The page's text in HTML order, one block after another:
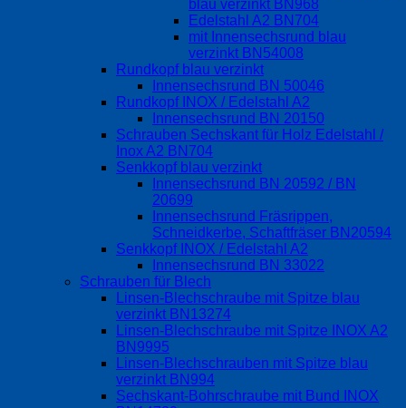
blau verzinkt BN968
Edelstahl A2 BN704
mit Innensechsrund blau
verzinkt BN54008
Rundkopf blau verzinkt
Innensechsrund BN 50046
Rundkopf INOX / Edelstahl A2
Innensechsrund BN 20150
Schrauben Sechskant für Holz Edelstahl /
Inox A2 BN704
Senkkopf blau verzinkt
Innensechsrund BN 20592 / BN
20699
Innensechsrund Fräsrippen,
Schneidkerbe, Schaftfräser BN20594
Senkkopf INOX / Edelstahl A2
Innensechsrund BN 33022
Schrauben für Blech
Linsen-Blechschraube mit Spitze blau
verzinkt BN13274
Linsen-Blechschraube mit Spitze INOX A2
BN9995
Linsen-Blechschrauben mit Spitze blau
verzinkt BN994
Sechskant-Bohrschraube mit Bund INOX